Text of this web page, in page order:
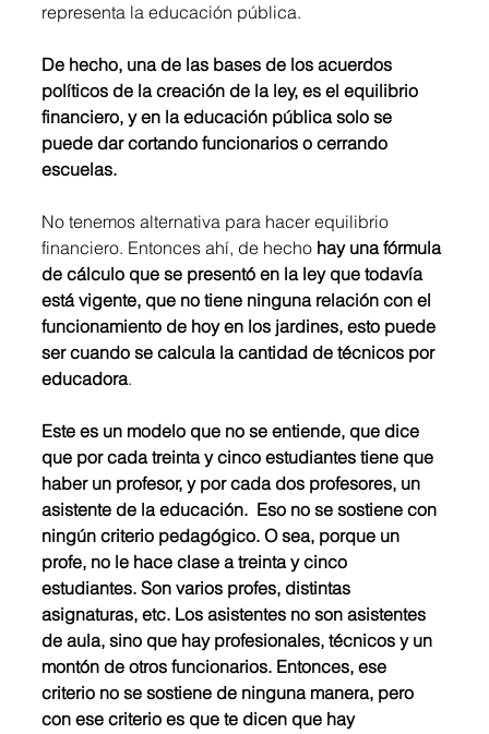
representa la educación pública.
De hecho, una de las bases de los acuerdos
políticos de la creación de la ley, es el equilibrio
financiero, y en la educación pública solo se
puede dar cortando funcionarios o cerrando
escuelas.
No tenemos alternativa para hacer equilibrio
financiero. Entonces ahí, de hecho hay una fórmula
de cálculo que se presentó en la ley que todavía
está vigente, que no tiene ninguna relación con el
funcionamiento de hoy en los jardines, esto puede
ser cuando se calcula la cantidad de técnicos por
educadora.
Este es un modelo que no se entiende, que dice
que por cada treinta y cinco estudiantes tiene que
haber un profesor, y por cada dos profesores, un
asistente de la educación.  Eso no se sostiene con
ningún criterio pedagógico. O sea, porque un
profe, no le hace clase a treinta y cinco
estudiantes. Son varios profes, distintas
asignaturas, etc. Los asistentes no son asistentes
de aula, sino que hay profesionales, técnicos y un
montón de otros funcionarios. Entonces, ese
criterio no se sostiene de ninguna manera, pero
con ese criterio es que te dicen que hay